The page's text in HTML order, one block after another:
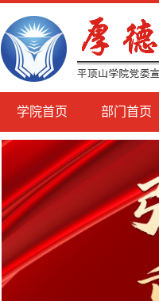
学院首页 部门首页